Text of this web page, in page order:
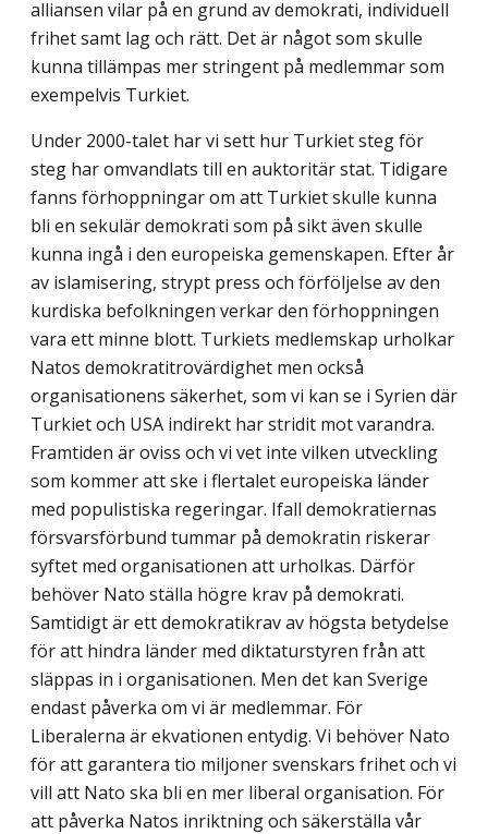
alliansen vilar på en grund av demo­krati, individuell
frihet samt lag och rätt. Det är något som skulle
kunna tillämpas mer stringent på medlemmar som
exempelvis Turkiet.
Under 2000-talet har vi sett hur Turkiet steg för
steg har omvandlats till en auktoritär stat. Tidigare
fanns förhoppningar om att Turkiet skulle kunna
bli en sekulär demokrati som på sikt även skulle
kunna ingå i den europeiska gemenskapen. Efter år
av islamise­ring, strypt press och förföljelse av den
kurdiska befolkningen verkar den förhoppningen
vara ett minne blott. Turkiets medlemskap urholkar
Natos demokratitrovärdighet men också
organisationens säkerhet, som vi kan se i Syrien där
Turkiet och USA indirekt har stridit mot varandra.
Framtiden är oviss och vi vet inte vilken utveckling
som kommer att ske i flertalet europeiska länder
med populistiska regeringar. Ifall demokratiernas
för­svarsförbund tummar på demokratin riskerar
syftet med organisationen att urholkas. Därför
behöver Nato ställa högre krav på demokrati.
Samtidigt är ett demokratikrav av högsta betydelse
för att hindra länder med diktaturstyren från att
släppas in i organisa­tionen. Men det kan Sverige
endast påverka om vi är medlemmar. För
Liberalerna är ekvationen entydig. Vi behöver Nato
för att garantera tio miljoner svenskars frihet och vi
vill att Nato ska bli en mer liberal organisation. För
att påverka Natos inriktning och säkerställa vår